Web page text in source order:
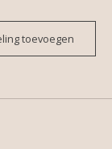
toevoegen